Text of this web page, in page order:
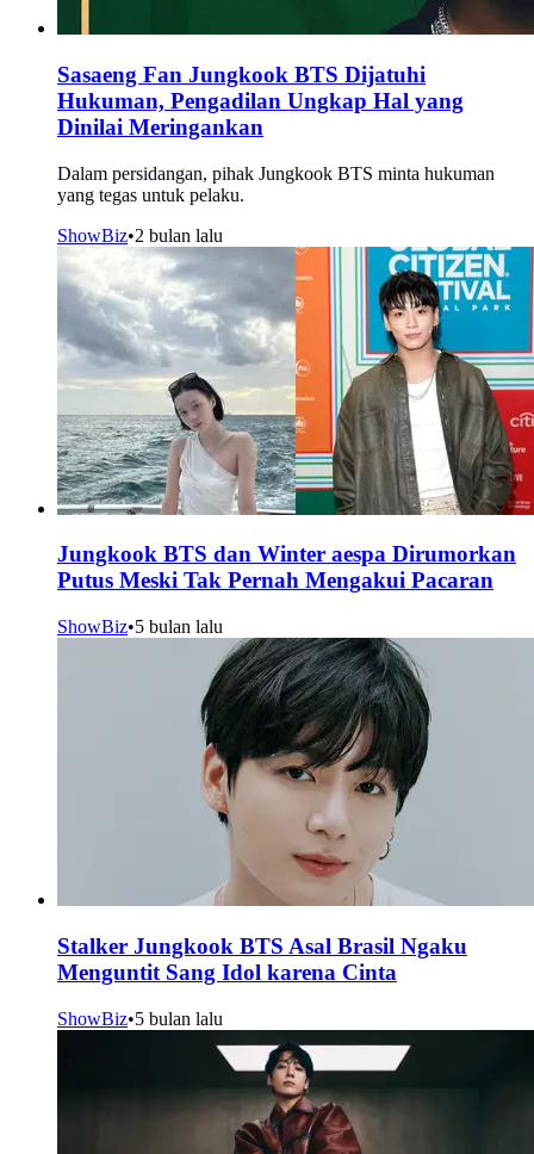
Sasaeng Fan Jungkook BTS Dijatuhi
Hukuman, Pengadilan Ungkap Hal yang
Dinilai Meringankan
Dalam persidangan, pihak Jungkook BTS minta hukuman
yang tegas untuk pelaku.
ShowBiz•2 bulan lalu
Jungkook BTS dan Winter aespa Dirumorkan
Putus Meski Tak Pernah Mengakui Pacaran
ShowBiz•5 bulan lalu
Stalker Jungkook BTS Asal Brasil Ngaku
Menguntit Sang Idol karena Cinta
ShowBiz•5 bulan lalu